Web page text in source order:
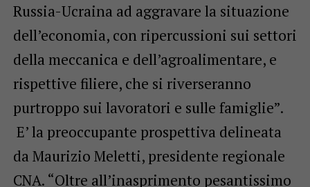
Russia-Ucraina ad aggravare la situazione
dell’economia, con ripercussioni sui settori
della meccanica e dell’agroalimentare, e
rispettive filiere, che si riverseranno
purtroppo sui lavoratori e sulle famiglie”.
E’ la preoccupante prospettiva delineata
da Maurizio Meletti, presidente regionale
CNA. “Oltre all’inasprimento pesantissimo